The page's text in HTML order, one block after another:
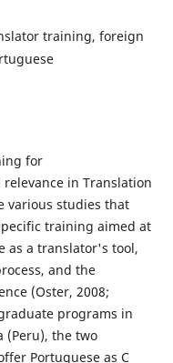
training, foreign
for
in Translation
various studies that
training aimed at
as a translator's tool,
and the
(Oster, 2008;
programs in
the two
Portuguese as C